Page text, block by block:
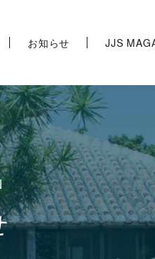
お知らせ JJS